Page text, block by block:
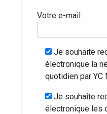
Votre e-mail
Je souhaite
électronique la
quotidien par YC
Je souhaite
électronique les